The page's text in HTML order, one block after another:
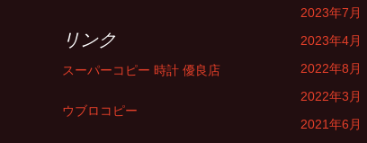
2023年7月
2023年4月
2022年8月
2022年3月
2021年6月
リンク
スーパーコピー 時計 優良店
ウブロコピー